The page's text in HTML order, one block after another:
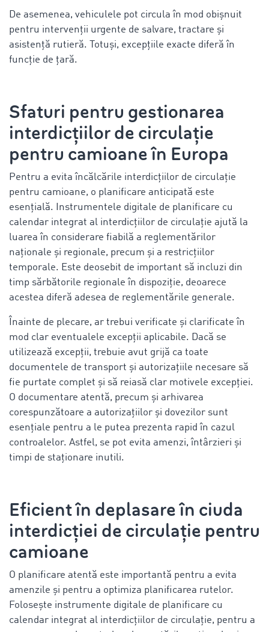
De asemenea, vehiculele pot circula în mod obișnuit
pentru intervenții urgente de salvare, tractare și
asistență rutieră. Totuși, excepțiile exacte diferă în
funcție de țară.
Sfaturi pentru gestionarea
interdicțiilor de circulație
pentru camioane în Europa
Pentru a evita încălcările interdicțiilor de circulație
pentru camioane, o planificare anticipată este
esențială. Instrumentele digitale de planificare cu
calendar integrat al interdicțiilor de circulație ajută la
luarea în considerare fiabilă a reglementărilor
naționale și regionale, precum și a restricțiilor
temporale. Este deosebit de important să incluzi din
timp sărbătorile regionale în dispoziție, deoarece
acestea diferă adesea de reglementările generale.
Înainte de plecare, ar trebui verificate și clarificate în
mod clar eventualele excepții aplicabile. Dacă se
utilizează excepții, trebuie avut grijă ca toate
documentele de transport și autorizațiile necesare să
fie purtate complet și să reiasă clar motivele excepției.
O documentare atentă, precum și arhivarea
corespunzătoare a autorizațiilor și dovezilor sunt
esențiale pentru a le putea prezenta rapid în cazul
controalelor. Astfel, se pot evita amenzi, întârzieri și
timpi de staționare inutili.
Eficient în deplasare în ciuda
interdicției de circulație pentru
camioane
O planificare atentă este importantă pentru a evita
amenzile și pentru a optimiza planificarea rutelor.
Folosește instrumente digitale de planificare cu
calendar integrat al interdicțiilor de circulație, pentru a